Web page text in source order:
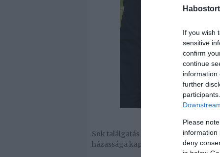
If you wish
sensitive
confirm
continue
information
further
Please
information
deny
in below
Sok találgatás látott már napvilágot
házassága kapcsán.